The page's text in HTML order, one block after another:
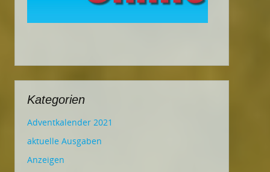
Kategorien
Adventkalender 2021
aktuelle Ausgaben
Anzeigen